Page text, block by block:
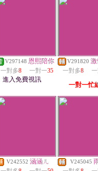
V297148 恩熙陪你
一對多8 一對一35
進入免費視訊
V291820
一對多8
一對一忙
V242552 涵涵ㄦ V245045